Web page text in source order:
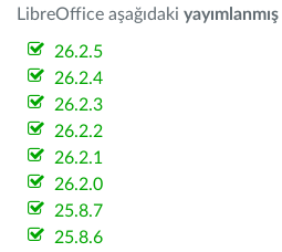
LibreOffice aşağıdaki yayımlanmış
26.2.5
26.2.4
26.2.3
26.2.2
26.2.1
26.2.0
25.8.7
25.8.6